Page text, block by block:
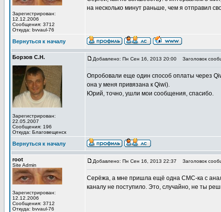
Зарегистрирован:
12.12.2006
Сообщения: 3712
Откуда: bvvaul-76
на несколько минут раньше, чем я отправил
Вернуться к началу
Борзов С.Н.
Зарегистрирован:
22.05.2007
Сообщения: 196
Откуда: Благовещенск
Добавлено: Пн Сен 16, 2013 20:00 Заголовок
Опробовали еще один способ оплаты через
она у меня привязана к Qiwi).
Юрий, точно, ушли мои сообщения, спасибо.
Вернуться к началу
root
Site Admin
Зарегистрирован:
12.12.2006
Сообщения: 3712
Откуда: bvvaul-76
Добавлено: Пн Сен 16, 2013 22:37 Заголовок
Серёжа, а мне пришла ещё одна СМС-ка с
каналу не поступило. Это, случайно, не ты